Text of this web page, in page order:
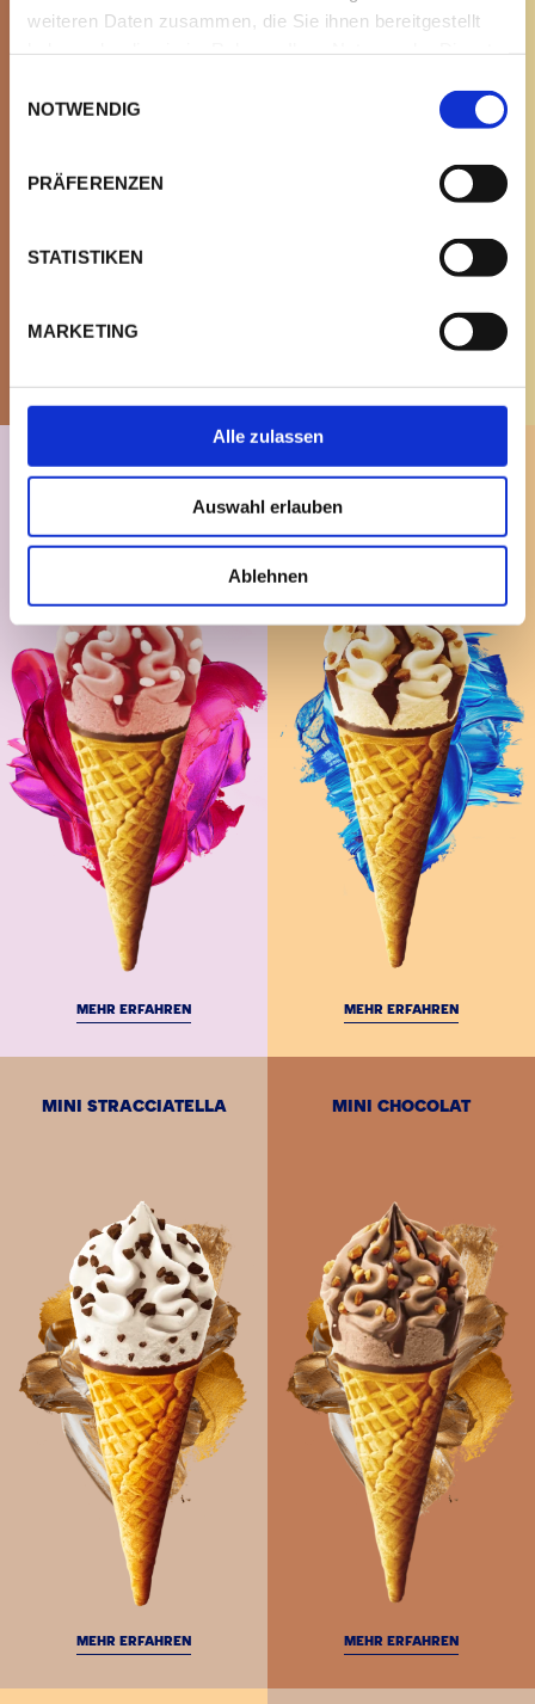
weiteren Daten zusammen, die Sie ihnen bereitgestellt
NOTWENDIG
PRÄFERENZEN
STATISTIKEN
MARKETING
Alle zulassen
Auswahl erlauben
Ablehnen
MINI ERDBEER
MEHR ERFAHREN
MINI VANILLE
MEHR ERFAHREN
MINI STRACCIATELLA
MEHR ERFAHREN
MINI CHOCOLAT
MEHR ERFAHREN